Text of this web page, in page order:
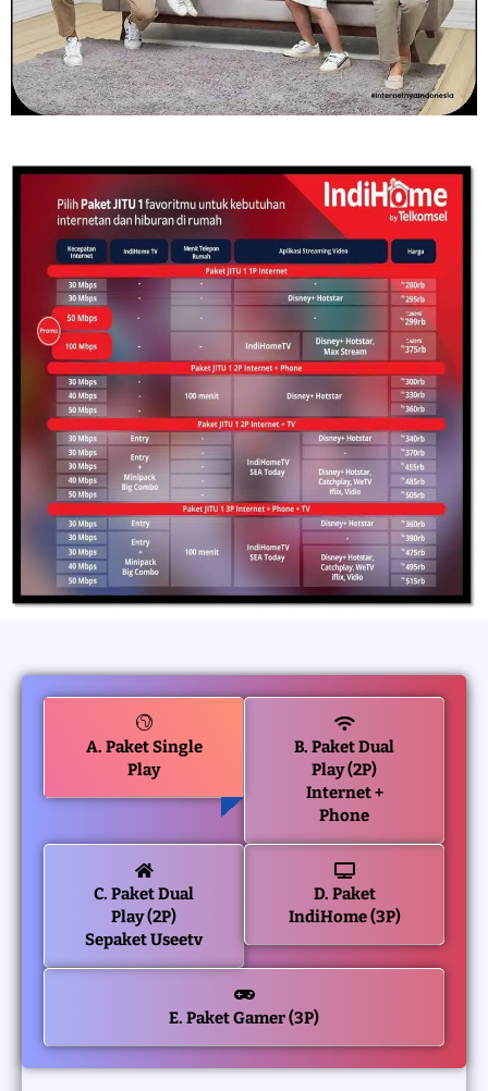
A. Paket Single
Play
B. Paket Dual
Play (2P)
Internet +
Phone
C. Paket Dual
Play (2P)
Sepaket Useetv
D. Paket
IndiHome (3P)
E. Paket Gamer (3P)